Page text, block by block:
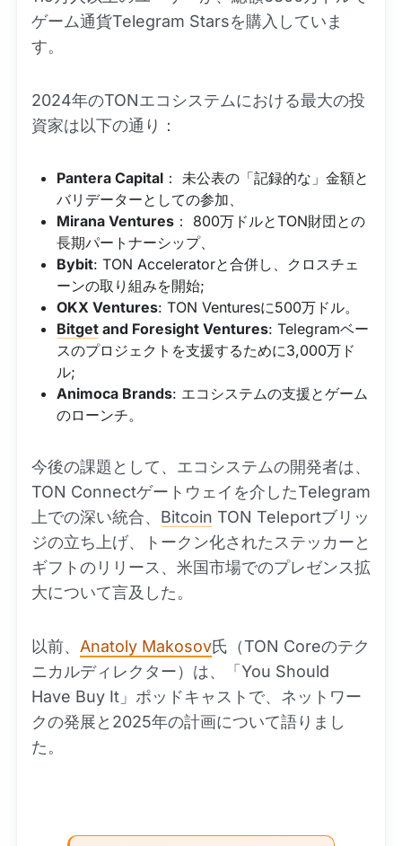
ゲーム通貨Telegram Starsを購入していま
す。
2024年のTONエコシステムにおける最大の投
資家は以下の通り：
Pantera Capital ： 未公表の「記録的な」金額と
バリデーターとしての参加、
Mirana Ventures ： 800万ドルとTON財団との
長期パートナーシップ、
Bybit: TON Acceleratorと合併し、クロスチェ
ーンの取り組みを開始;
OKX Ventures: TON Venturesに500万ドル。
Bitget and Foresight Ventures: Telegramベー
スのプロジェクトを支援するために3,000万ド
ル;
Animoca Brands: エコシステムの支援とゲーム
のローンチ。
今後の課題として、エコシステムの開発者は、
TON Connectゲートウェイを介したTelegram
上での深い統合、 Bitcoin TON Teleportブリッ
ジの立ち上げ、トークン化されたステッカーと
ギフトのリリース、米国市場でのプレゼンス拡
大について言及した。
以前、 Anatoly Makosov氏（TON Coreのテク
ニカルディレクター）は、「You Should
Have Buy It」ポッドキャストで、ネットワー
クの発展と2025年の計画について語りまし
た。